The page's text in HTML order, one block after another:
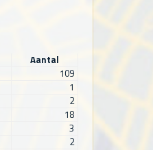
Aantal
109
1
2
18
3
2